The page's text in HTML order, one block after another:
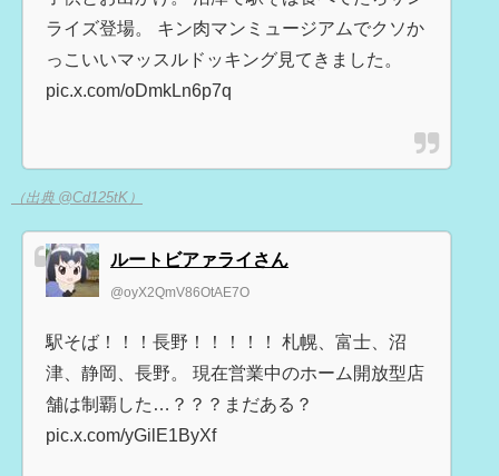
ライズ登場。 キン肉マンミュージアムでクソか
っこいいマッスルドッキング見てきました。
pic.x.com/oDmkLn6p7q
（出典 @Cd125tK）
ルートビアァライさん
@oyX2QmV86OtAE7O
駅そば！！！長野！！！！！ 札幌、富士、沼
津、静岡、長野。 現在営業中のホーム開放型店
舗は制覇した…？？？まだある？
pic.x.com/yGilE1ByXf